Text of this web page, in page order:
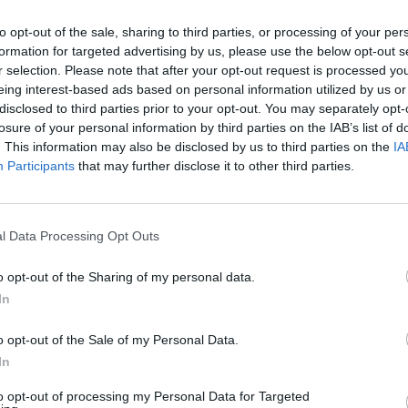
opt-out of the sale, sharing to third parties, or processing of your
for targeted advertising by us, please use the below opt-out
selection. Please note that after your opt-out request is processed
interest-based ads based on personal information utilized by us
to third parties prior to your opt-out. You may separately
of your personal information by third parties on the IAB’s list of
This information may also be disclosed by us to third parties on the
Participants that may further disclose it to other third parties.
Data Processing Opt Outs
opt-out of the Sharing of my personal data.
opt-out of the Sale of my Personal Data.
opt-out of processing my Personal Data for Targeted
„Dogan“ pranešė, kad sprogimą galėjo sukelti
portalui „Al-Arabiya“ teigė, kad sprogimą sukėlė
kareivinės
Pramogos